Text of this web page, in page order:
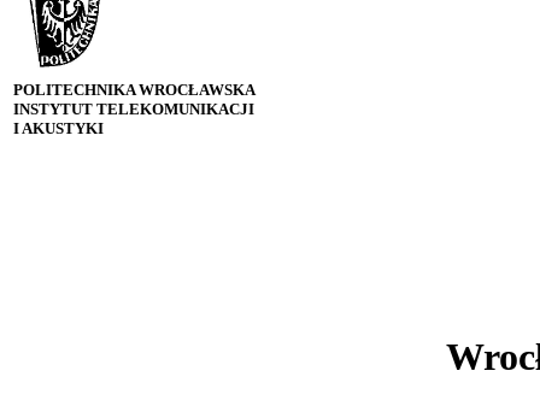
POLITECHNIKA WROCŁAWSKA
INSTYTUT TELEKOMUNIKACJI
I AKUSTYKI